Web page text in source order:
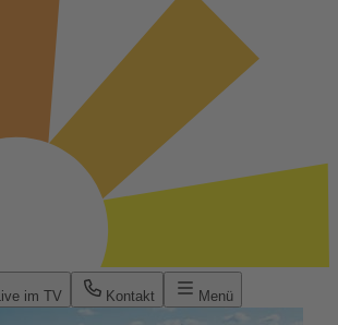
Live im TV Kontakt Menü